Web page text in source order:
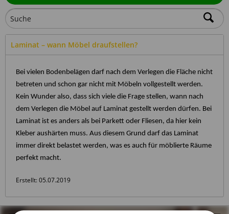
Laminat – wann Möbel draufstellen?
Bei vielen Bodenbelägen darf nach dem Verlegen die Fläche nicht
betreten und schon gar nicht mit Möbeln vollgestellt werden.
Kein Wunder also, dass sich viele die Frage stellen, wann nach
dem Verlegen die Möbel auf Laminat gestellt werden dürfen. Bei
Laminat ist es anders als bei Parkett oder Fliesen, da hier kein
Kleber aushärten muss. Aus diesem Grund darf das Laminat
immer direkt belastet werden, was es auch für möblierte Räume
perfekt macht.
Erstellt:05.07.2019